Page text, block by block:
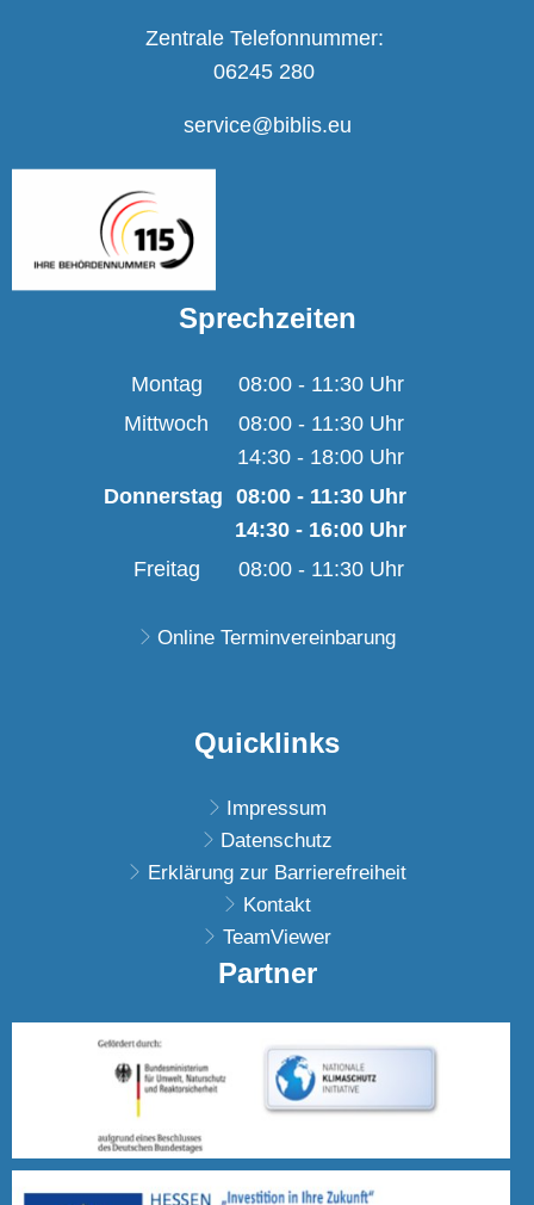
Zentrale Telefonnummer:
06245 280
service@biblis.eu
Sprechzeiten
Montag 08:00- 11:30Uhr
Von 08:00 bis 11:30
Mittwoch 08:00- 11:30Uhr
Von 08:00 bis 11:30
14:30 - 18:00 Uhr
Von 14:30 bis 18:00
Donnerstag 08:00- 11:30Uhr
Von 08:00 bis 11:30
14:30 - 16:00 Uhr
Von 14:30 bis 16:00
Freitag 08:00- 11:30Uhr
Online Terminvereinbarung
Quicklinks
Impressum
Datenschutz
Erklärung zur Barrierefreiheit
Kontakt
TeamViewer
Partner